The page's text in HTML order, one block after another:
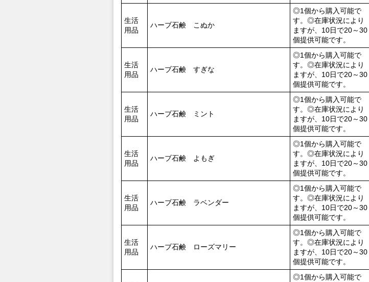
生活
用品
ハーブ石鹸 こぬか
◎1個から購入可能で
す。◎在庫状況により
ますが、10日で20～30
個提供可能です。
生活
用品
ハーブ石鹸 すぎな
◎1個から購入可能で
す。◎在庫状況により
ますが、10日で20～30
個提供可能です。
生活
用品
ハーブ石鹸 ミント
◎1個から購入可能で
す。◎在庫状況により
ますが、10日で20～30
個提供可能です。
生活
用品
ハーブ石鹸 よもぎ
◎1個から購入可能で
す。◎在庫状況により
ますが、10日で20～30
個提供可能です。
生活
用品
ハーブ石鹸 ラベンダー
◎1個から購入可能で
す。◎在庫状況により
ますが、10日で20～30
個提供可能です。
生活
用品
ハーブ石鹸 ローズマリー
◎1個から購入可能で
す。◎在庫状況により
ますが、10日で20～30
個提供可能です。
◎1個から購入可能で